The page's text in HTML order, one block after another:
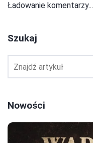
Ładowanie komentarzy...
Szukaj
Nowości